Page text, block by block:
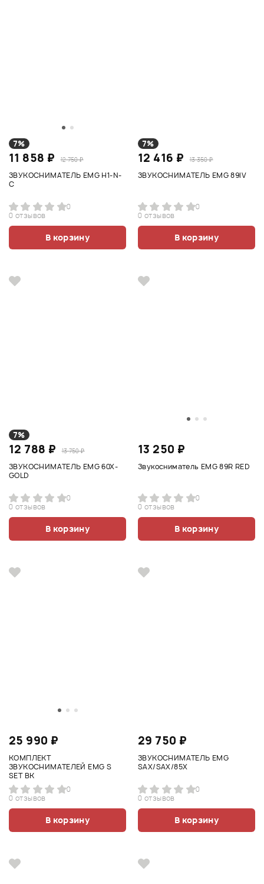
7%
11 858 ₽ 12 750 ₽
ЗВУКОСНИМАТЕЛЬ EMG H1-N-
C
0
0 отзывов
В корзину
7%
12 416 ₽ 13 350 ₽
ЗВУКОСНИМАТЕЛЬ EMG 89IV
0
0 отзывов
В корзину
7%
12 788 ₽ 13 750 ₽
ЗВУКОСНИМАТЕЛЬ EMG 60X-
GOLD
0
0 отзывов
В корзину
13 250 ₽
Звукосниматель EMG 89R RED
0
0 отзывов
В корзину
25 990 ₽
КОМПЛЕКТ
ЗВУКОСНИМАТЕЛЕЙ EMG S
SET BK
0
0 отзывов
В корзину
29 750 ₽
ЗВУКОСНИМАТЕЛЬ EMG
SAX/SAX/85X
0
0 отзывов
В корзину